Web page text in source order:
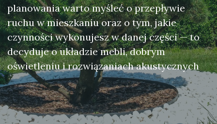
planowania warto myśleć o przepływie
ruchu w mieszkaniu oraz o tym, jakie
czynności wykonujesz w danej części — to
decyduje o układzie mebli, dobrym
oświetleniu i rozwiązaniach akustycznych